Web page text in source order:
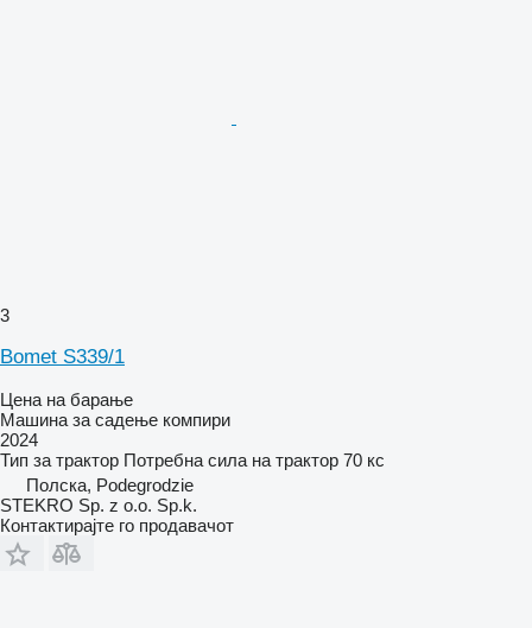
3
Bomet S339/1
Цена на барање
Машина за садење компири
2024
Тип за трактор Потребна сила на трактор 70 кс
Полска, Podegrodzie
STEKRO Sp. z o.o. Sp.k.
Контактирајте го продавачот